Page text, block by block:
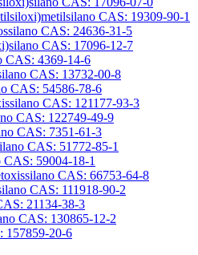
CAS: 19309-90-1
CAS: 24636-31-5
CAS: 17096-12-7
CAS: 4369-14-6
CAS: 13732-00-8
CAS: 54586-78-6
CAS: 121177-93-3
CAS: 122749-49-9
CAS: 7351-61-3
CAS: 51772-85-1
59004-18-1
CAS: 66753-64-8
CAS: 111918-90-2
21134-38-3
CAS: 130865-12-2
157859-20-6